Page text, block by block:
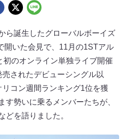
ら誕生したグローバルボーイズ
開いた会見で、11月の1STアル
のオンライン単独ライブ開催
されたデビューシングル以
コン週間ランキング1位を獲
す勢いに乗るメンバーたちが、
どを語りました。